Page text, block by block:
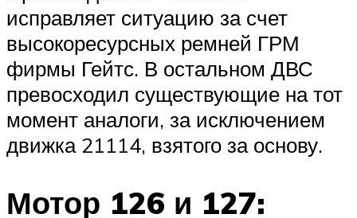
исправляет ситуацию за счет
высокоресурсных ремней ГРМ
фирмы Гейтс. В остальном ДВС
превосходил существующие на тот
момент аналоги, за исключением
движка 21114, взятого за основу.
Мотор 126 и 127: